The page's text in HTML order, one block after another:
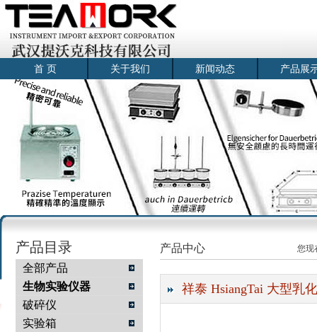
首 页 关于我们 新闻动态 产品展
产品目录
全部产品
生物实验仪器
破碎仪
实验箱
产品中心 您现
祥泰 HsiangTai 大型乳